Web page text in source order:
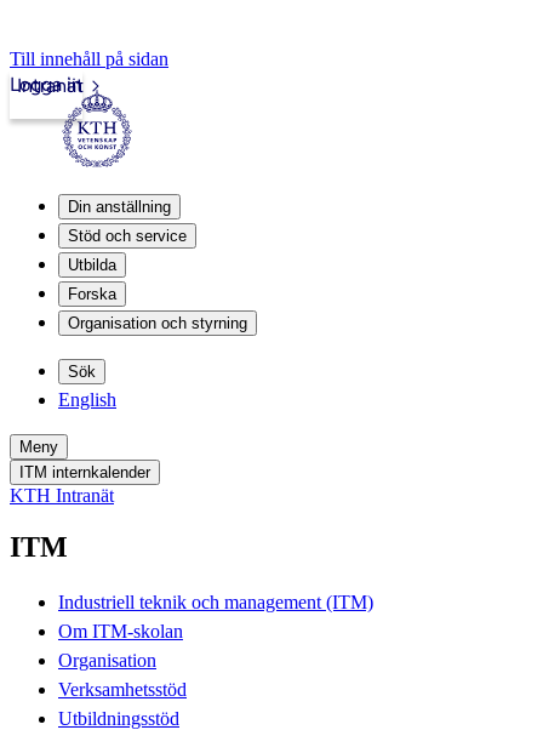
Till innehåll på sidan
Intranät
Logga in
Din anställning
Stöd och service
Utbilda
Forska
Organisation och styrning
Sök
English
Meny
ITM internkalender
KTH Intranät
ITM
Industriell teknik och management (ITM)
Om ITM-skolan
Organisation
Verksamhetsstöd
Utbildningsstöd